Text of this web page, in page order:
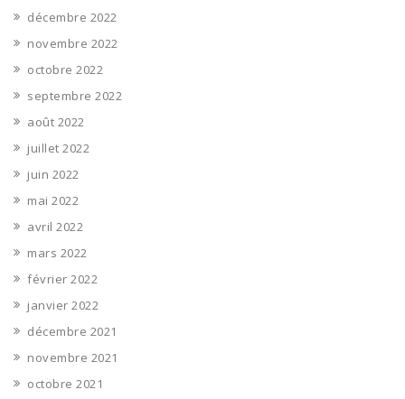
décembre 2022
novembre 2022
octobre 2022
septembre 2022
août 2022
juillet 2022
juin 2022
mai 2022
avril 2022
mars 2022
février 2022
janvier 2022
décembre 2021
novembre 2021
octobre 2021